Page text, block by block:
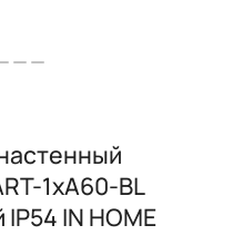
1хA60-BL
IN HOME